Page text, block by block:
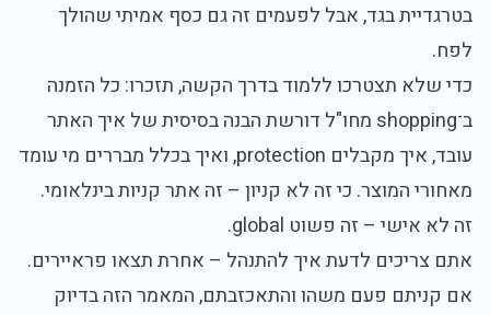
בטרגדיית בגד, אבל לפעמים זה גם כסף אמיתי שהולך
לפח.
כדי שלא תצטרכו ללמוד בדרך הקשה, תזכרו: כל הזמנה
ב־shopping מחו"ל דורשת הבנה בסיסית של איך האתר
עובד, איך מקבלים protection, ואיך בכלל מבררים מי עומד
מאחורי המוצר. כי זה לא קניון – זה אתר קניות בינלאומי.
זה לא אישי – זה פשוט global.
אתם צריכים לדעת איך להתנהל – אחרת תצאו פראיירים.
אם קניתם פעם משהו והתאכזבתם, המאמר הזה בדיוק